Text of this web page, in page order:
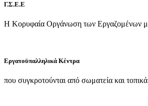
Γ.Σ.Ε.Ε
Η Κορυφαία Οργάνωση των Εργαζομένων με
Εργατοϋπαλληλικά Κέντρα
που συγκροτούνται από σωματεία και